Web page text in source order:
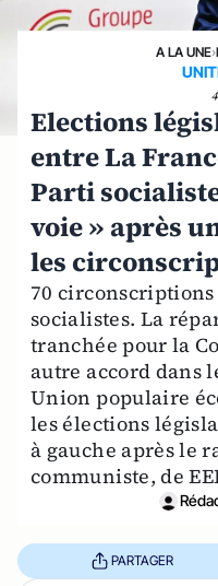
A LA UNE›
Elections
entre La
Parti
voie » après
les
70
socialistes. La
tranchée pour la
autre accord dans
Union populaire
les élections
à gauche après le
communiste, de
PARTAGER